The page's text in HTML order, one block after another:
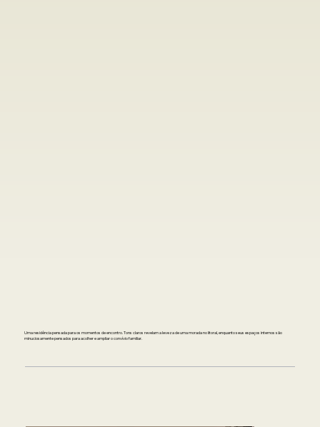
Uma residência pensada para os momentos de encontro. Tons claros revelam a leveza de uma morada no litoral, enquanto seus espaços internos são
minuciosamente pensados para acolher e ampliar o convívio familiar.